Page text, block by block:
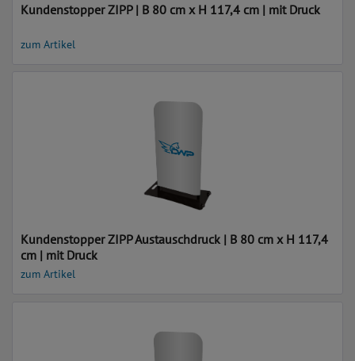
Kundenstopper ZIPP | B 80 cm x H 117,4 cm | mit Druck
zum Artikel
Kundenstopper ZIPP Austauschdruck | B 80 cm x H 117,4
cm | mit Druck
zum Artikel